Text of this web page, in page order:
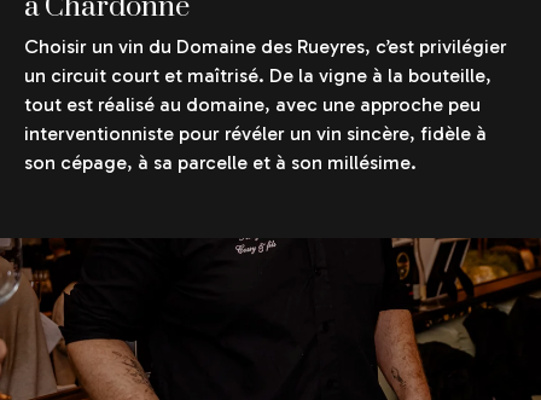
à Chardonne
Choisir un vin du Domaine des Rueyres, c’est privilégier
un circuit court et maîtrisé. De la vigne à la bouteille,
tout est réalisé au domaine, avec une approche peu
interventionniste pour révéler un vin sincère, fidèle à
son cépage, à sa parcelle et à son millésime.